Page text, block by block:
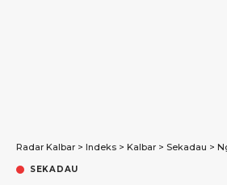
Radar Kalbar > Indeks > Kalbar > Sekadau >
SEKADAU